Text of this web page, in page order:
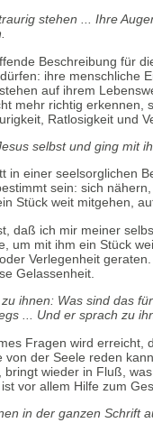
stehen ... Ihre
Beschreibung für
ihre menschliche
auf ihrem
mehr richtig erkennen,
Ratlosigkeit und
selbst und ging mit
in einer seelsorglichen
sein: sich
Stück weit mitgehen,
daß ich mir meiner
um mit ihm ein Stück
Verlegenheit
Gelassenheit.
ihnen: Was sind das
... Und er sprach zu
Fragen wird erreicht,
von der Seele reden
bringt wieder in Fluß,
vor allem Hilfe zum
in der ganzen Schrift